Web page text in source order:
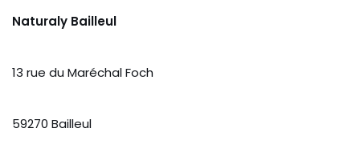
Naturaly Bailleul
13 rue du Maréchal Foch
59270 Bailleul